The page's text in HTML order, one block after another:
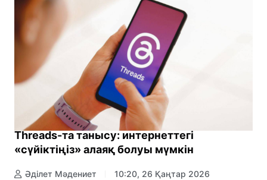
Threads-та танысу: интернеттегі
«сүйіктіңіз» алаяқ болуы мүмкін
Әділет Мәдениет 10:20, 26 Қаңтар 2026